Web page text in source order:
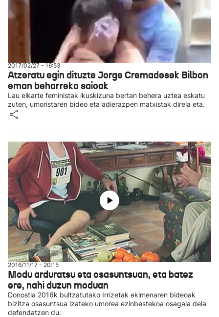
2017/02/27 - 16:53
Atzeratu egin dituzte Jorge Cremadesek Bilbon
eman beharreko saioak
Lau elkarte feministak ikuskizuna bertan behera uztea eskatu
zuten, umoristaren bideo eta adierazpen matxistak direla eta.
2016/11/17 - 20:15
Modu arduratsu eta osasuntsuan, eta batez
ere, nahi duzun moduan
Donostia 2016k bultzatutako Irrizetak ekimenaren bideoak
bizitza osasuntsua izateko umorea ezinbestekoa osagaia dela
defendatzen du.